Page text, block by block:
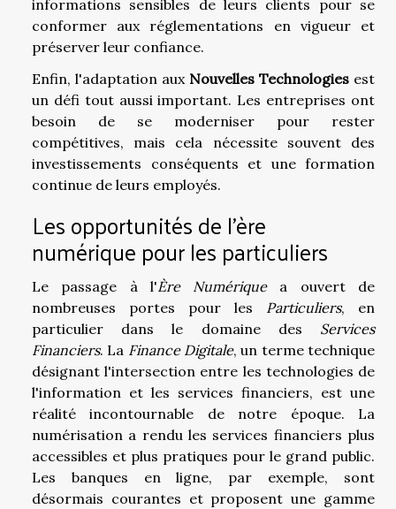
informations sensibles de leurs clients pour se
conformer aux réglementations en vigueur et
préserver leur confiance.
Enfin, l'adaptation aux Nouvelles Technologies est
un défi tout aussi important. Les entreprises ont
besoin de se moderniser pour rester
compétitives, mais cela nécessite souvent des
investissements conséquents et une formation
continue de leurs employés.
Les opportunités de l'ère
numérique pour les particuliers
Le passage à l'Ère Numériquea ouvert de
nombreuses portes pour les Particuliers, en
particulier dans le domaine des Services
Financiers. La Finance Digitale, un terme technique
désignant l'intersection entre les technologies de
l'information et les services financiers, est une
réalité incontournable de notre époque. La
numérisation a rendu les services financiers plus
accessibles et plus pratiques pour le grand public.
Les banques en ligne, par exemple, sont
désormais courantes et proposent une gamme